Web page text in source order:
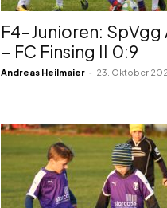
F4-Junioren:
– FC Finsing II 0:9
Andreas Heilmaier - 23. Oktober